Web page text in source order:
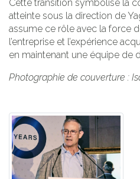
Cette transition symbolise la
atteinte sous la direction de
assume ce rôle avec la force
l’entreprise et l’expérience
en maintenant une équipe de
Photographie de couverture :